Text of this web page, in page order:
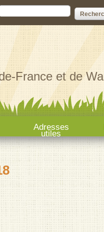
de
France et de
Adresses
utiles